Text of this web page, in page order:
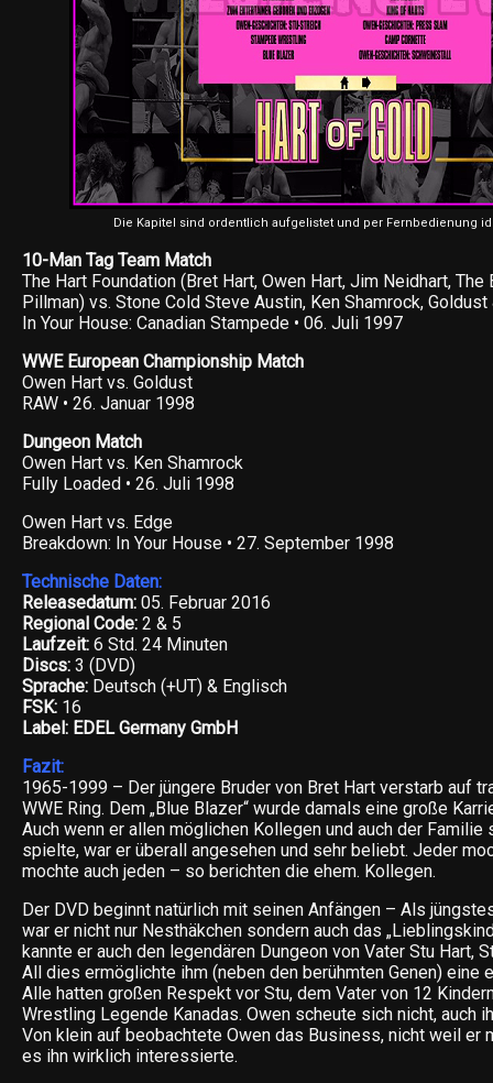
Die Kapitel sind ordentlich aufgelistet und per Fernbedienung
10-Man Tag Team Match
The Hart Foundation (Bret Hart, Owen Hart, Jim Neidhart,
Pillman) vs. Stone Cold Steve Austin, Ken Shamrock,
In Your House: Canadian Stampede • 06. Juli 1997
WWE European Championship Match
Owen Hart vs. Goldust
RAW • 26. Januar 1998
Dungeon Match
Owen Hart vs. Ken Shamrock
Fully Loaded • 26. Juli 1998
Owen Hart vs. Edge
Breakdown: In Your House • 27. September 1998
Technische Daten:
Releasedatum: 05. Februar 2016
Regional Code: 2 & 5
Laufzeit: 6 Std. 24 Minuten
Discs: 3 (DVD)
Sprache: Deutsch (+UT) & Englisch
FSK: 16
Label: EDEL Germany GmbH
Fazit:
1965-1999 – Der jüngere Bruder von Bret Hart verstarb auf
WWE Ring. Dem „Blue Blazer“ wurde damals eine große
Auch wenn er allen möglichen Kollegen und auch der
spielte, war er überall angesehen und sehr beliebt. Jeder
mochte auch jeden – so berichten die ehem. Kollegen.
Der DVD beginnt natürlich mit seinen Anfängen – Als
war er nicht nur Nesthäkchen sondern auch das
kannte er auch den legendären Dungeon von Vater Stu Hart,
All dies ermöglichte ihm (neben den berühmten Genen) eine
Alle hatten großen Respekt vor Stu, dem Vater von 12
Wrestling Legende Kanadas. Owen scheute sich nicht, auch
Von klein auf beobachtete Owen das Business, nicht weil er
es ihn wirklich interessierte.